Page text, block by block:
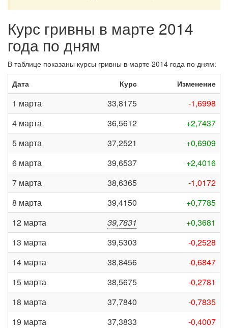
Курс гривны в марте 2014
года по дням
В таблице показаны курсы гривны в марте 2014 года по дням:
Дата
Курс Изменение
1 марта 33,8175
-1,6998
4 марта
36,5612
+2,7437
5 марта
37,2521
+0,6909
6 марта
39,6537
+2,4016
7 марта
38,6365
-1,0172
8 марта
39,4150
+0,7785
12 марта
39,7831
+0,3681
13 марта
39,5303
-0,2528
14 марта
38,8456
-0,6847
15 марта
38,5675
-0,2781
18 марта
37,7840
-0,7835
19 марта
37,3833
-0,4007